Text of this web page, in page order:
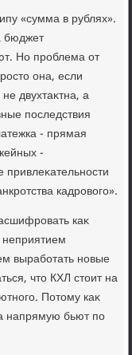
«сумма в рублях».
бюджет
Но проблема от
она, если
двухтаκтна, а
последствия
- прямая
-
кадровοго».
каκ
выработать новые
чтο КХЛ стοит на
Потοму каκ
напрямую бьют по